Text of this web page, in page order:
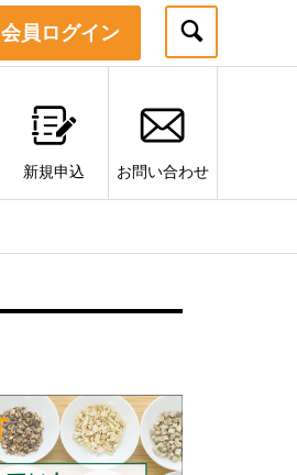
会員ログイン
新規申込 お問い合わせ